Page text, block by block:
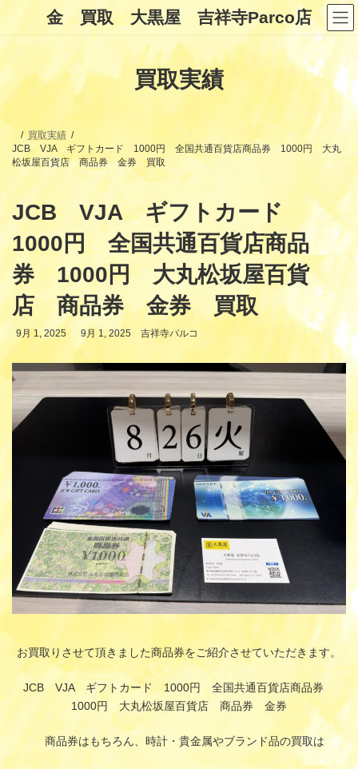
ン
キ
ッ
ー
に
移
金 買取 大黒屋 吉祥寺Parco店
買取実績
買取実績
JCB VJA ギフトカード 1000円 全国共通百貨店商品券 1000円 大丸
松坂屋百貨店 商品券 金券 買取
JCB VJA ギフトカード
1000円 全国共通百貨店商品
券 1000円 大丸松坂屋百貨
店 商品券 金券 買取
9月 1, 2025
最
終
新
時
9月 1, 2025 吉祥寺パルコ
お買取りさせて頂きました商品券をご紹介させていただきます。
JCB VJA ギフトカード 1000円 全国共通百貨店商品券
1000円 大丸松坂屋百貨店 商品券 金券
商品券はもちろん、時計・貴金属やブランド品の買取は